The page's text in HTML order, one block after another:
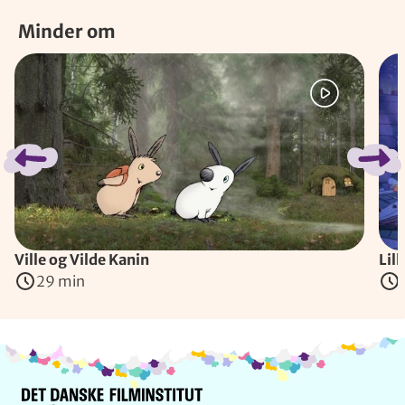
Minder om
Spring bånd over
Ville og Vilde Kanin
29 min
Info og kontakt